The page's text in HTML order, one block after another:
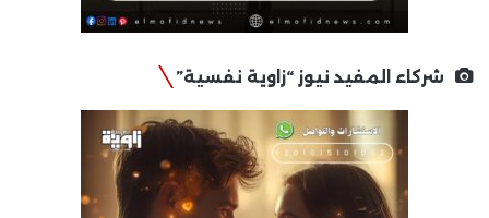
شركاء المفيد نيوز “زاوية نفسية”